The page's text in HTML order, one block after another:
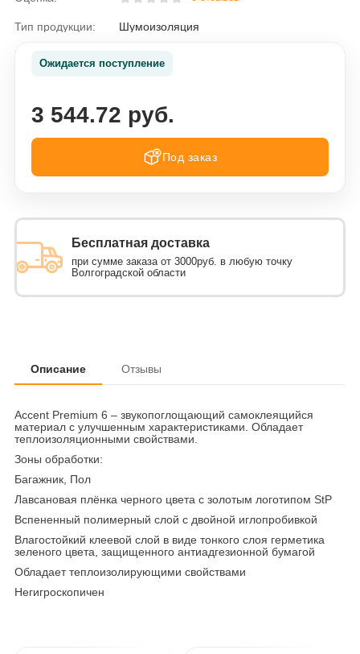
Тип продукции: Шумоизоляция
Ожидается поступление
3 544.72 руб.
Под заказ
Бесплатная доставка
при сумме заказа от 3000руб. в любую точку
Волгоградской области
Описание Отзывы
Accent Premium 6 – звукопоглощающий самоклеящийся
материал с улучшенным характеристиками. Обладает
теплоизоляционными свойствами.
Зоны обработки:
Багажник, Пол
Лавсановая плёнка черного цвета с золотым логотипом StP
Вспененный полимерный слой с двойной иглопробивкой
Влагостойкий клеевой слой в виде тонкого слоя герметика
зеленого цвета, защищенного антиадгезионной бумагой
Обладает теплоизолирующими свойствами
Негигроскопичен